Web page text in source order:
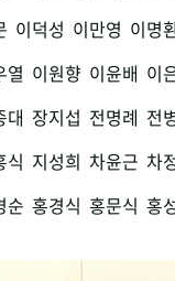
이덕성 이만영 이명
열 이원향 이윤배 이
대 장지섭 전명례 전
식 지성희 차윤근 차
순 홍경식 홍문식 홍